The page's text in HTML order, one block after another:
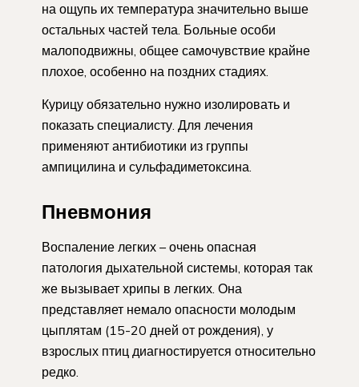
на ощупь их температура значительно выше
остальных частей тела. Больные особи
малоподвижны, общее самочувствие крайне
плохое, особенно на поздних стадиях.
Курицу обязательно нужно изолировать и
показать специалисту. Для лечения
применяют антибиотики из группы
ампицилина и сульфадиметоксина.
Пневмония
Воспаление легких – очень опасная
патология дыхательной системы, которая так
же вызывает хрипы в легких. Она
представляет немало опасности молодым
цыплятам (15-20 дней от рождения), у
взрослых птиц диагностируется относительно
редко.